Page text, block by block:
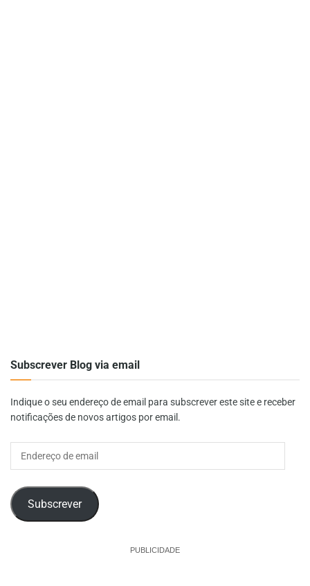
Subscrever Blog via email
Indique o seu endereço de email para subscrever este site e receber
notificações de novos artigos por email.
Subscrever
PUBLICIDADE